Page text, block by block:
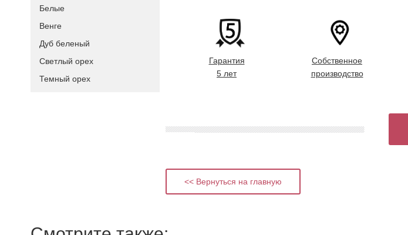
Белые
Венге
Дуб беленый
Светлый орех
Темный орех
Гарантия
5 лет
Собственное
производство
<< Вернуться на главную